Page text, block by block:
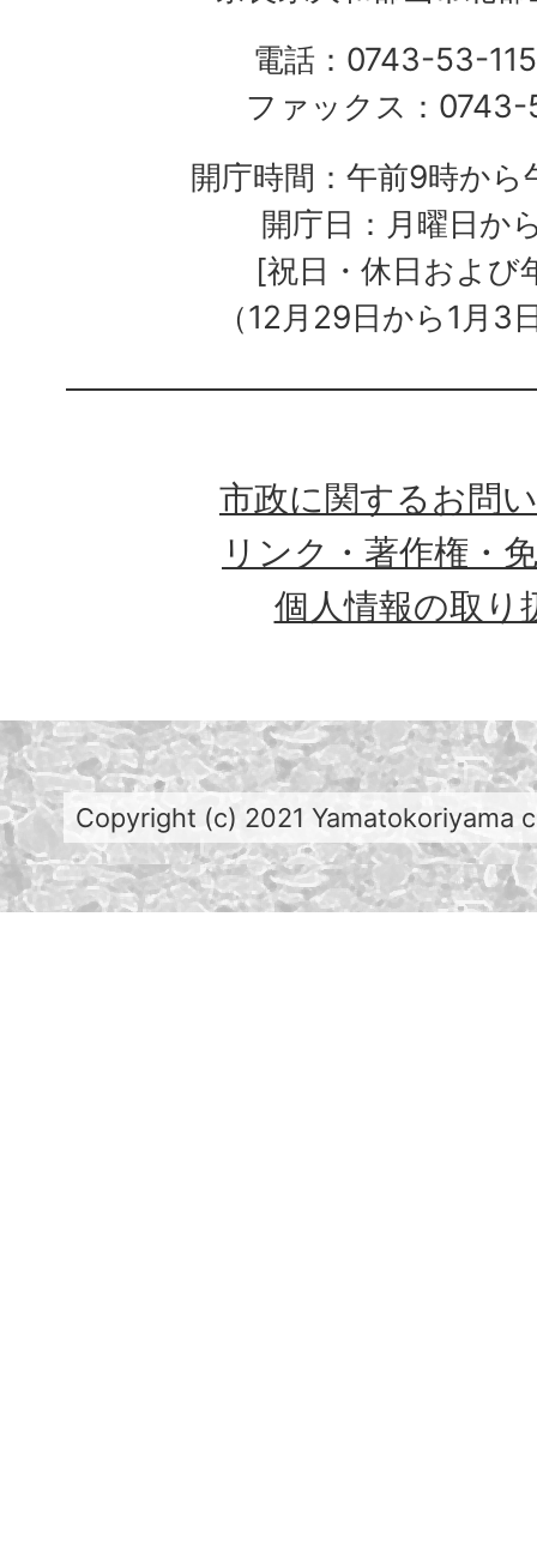
電話：0743-53-
ファックス：
開庁時間：午前9時か
開庁日：月曜日か
[祝日・休日および
（12月29日から1月3
市政に関するお問
リンク・著作権・
個人情報の取り
Copyright (c) 2021 Yamatokoriyama